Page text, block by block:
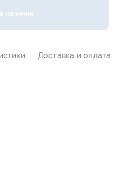
наличии
Доставка и оплата